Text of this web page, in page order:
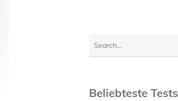
Beliebteste Tests